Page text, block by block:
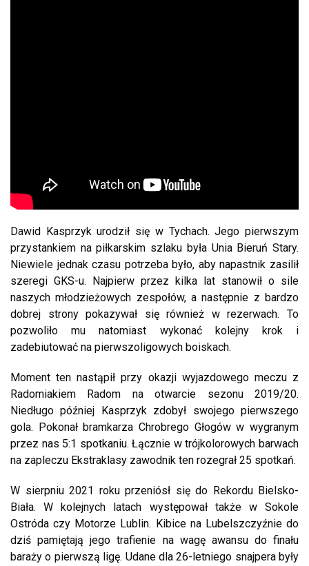
Dawid Kasprzyk urodził się w Tychach. Jego pierwszym
przystankiem na piłkarskim szlaku była Unia Bieruń Stary.
Niewiele jednak czasu potrzeba było, aby napastnik zasilił
szeregi GKS-u. Najpierw przez kilka lat stanowił o sile
naszych młodzieżowych zespołów, a następnie z bardzo
dobrej strony pokazywał się również w rezerwach. To
pozwoliło mu natomiast wykonać kolejny krok i
zadebiutować na pierwszoligowych boiskach.
Moment ten nastąpił przy okazji wyjazdowego meczu z
Radomiakiem Radom na otwarcie sezonu 2019/20.
Niedługo później Kasprzyk zdobył swojego pierwszego
gola. Pokonał bramkarza Chrobrego Głogów w wygranym
przez nas 5:1 spotkaniu. Łącznie w trójkolorowych barwach
na zapleczu Ekstraklasy zawodnik ten rozegrał 25 spotkań.
W sierpniu 2021 roku przeniósł się do Rekordu Bielsko-
Biała. W kolejnych latach występował także w Sokole
Ostróda czy Motorze Lublin. Kibice na Lubelszczyźnie do
dziś pamiętają jego trafienie na wagę awansu do finału
baraży o pierwszą ligę. Udane dla 26-letniego snajpera były